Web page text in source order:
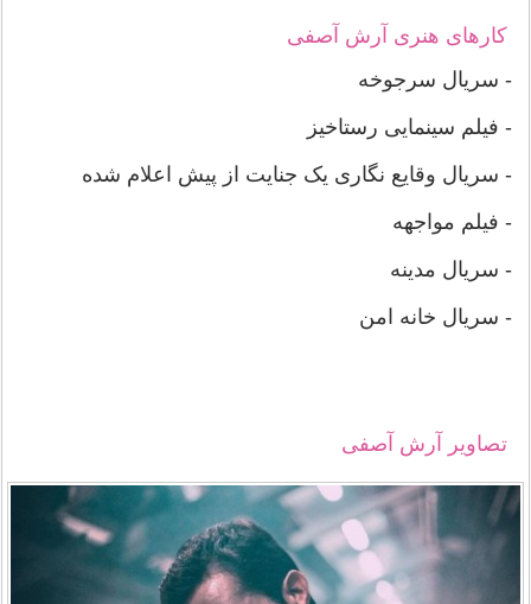
کارهای هنری آرش آصفی
- سریال سرجوخه
- فیلم سینمایی رستاخیز
- سریال وقایع نگاری یک جنایت از پیش اعلام شده
- فیلم مواجهه
- سریال مدینه
- سریال خانه امن
تصاویر آرش آصفی